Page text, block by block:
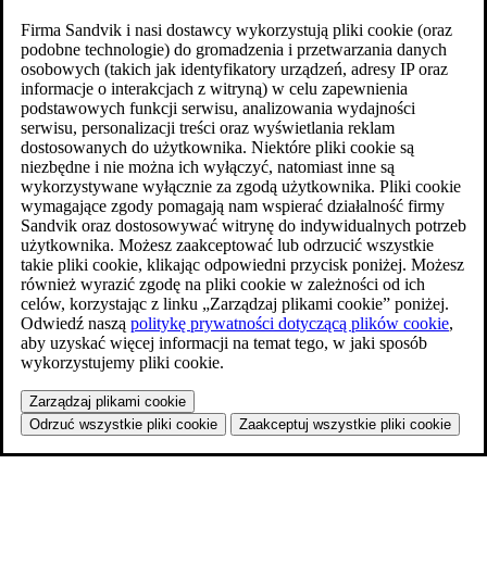
Firma Sandvik i nasi dostawcy wykorzystują pliki cookie (oraz
podobne technologie) do gromadzenia i przetwarzania danych
osobowych (takich jak identyfikatory urządzeń, adresy IP oraz
informacje o interakcjach z witryną) w celu zapewnienia
podstawowych funkcji serwisu, analizowania wydajności
serwisu, personalizacji treści oraz wyświetlania reklam
dostosowanych do użytkownika. Niektóre pliki cookie są
niezbędne i nie można ich wyłączyć, natomiast inne są
wykorzystywane wyłącznie za zgodą użytkownika. Pliki cookie
wymagające zgody pomagają nam wspierać działalność firmy
Sandvik oraz dostosowywać witrynę do indywidualnych potrzeb
użytkownika. Możesz zaakceptować lub odrzucić wszystkie
takie pliki cookie, klikając odpowiedni przycisk poniżej. Możesz
również wyrazić zgodę na pliki cookie w zależności od ich
celów, korzystając z linku „Zarządzaj plikami cookie” poniżej.
Odwiedź naszą politykę prywatności dotyczącą plików cookie,
aby uzyskać więcej informacji na temat tego, w jaki sposób
wykorzystujemy pliki cookie.
Zarządzaj plikami cookie
Odrzuć wszystkie pliki cookie
Zaakceptuj wszystkie pliki cookie